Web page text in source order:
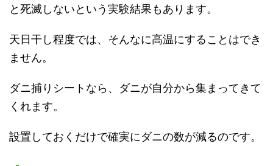
と死滅しないという実験結果もあります。
天日干し程度では、そんなに高温にすることはでき
ません。
ダニ捕りシートなら、ダニが自分から集まってきて
くれます。
設置しておくだけで確実にダニの数が減るのです。